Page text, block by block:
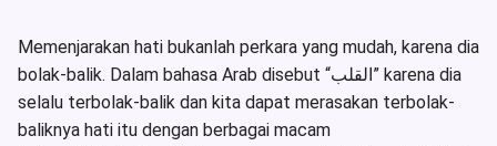
Memenjarakan hati bukanlah perkara yang mudah, karena dia
bolak-balik. Dalam bahasa Arab disebut “القلب” karena dia
selalu terbolak-balik dan kita dapat merasakan terbolak-
baliknya hati itu dengan berbagai macam